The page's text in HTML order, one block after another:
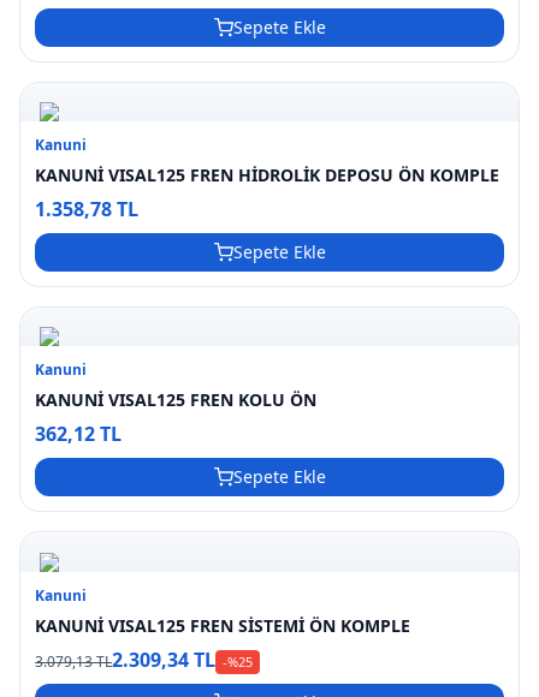
Sepete Ekle
Kanuni
KANUNİ VISAL125 FREN HİDROLİK DEPOSU ÖN KOMPLE
1.358,78 TL
Sepete Ekle
Kanuni
KANUNİ VISAL125 FREN KOLU ÖN
362,12 TL
Sepete Ekle
Kanuni
KANUNİ VISAL125 FREN SİSTEMİ ÖN KOMPLE
3.079,13 TL2.309,34 TL -%25